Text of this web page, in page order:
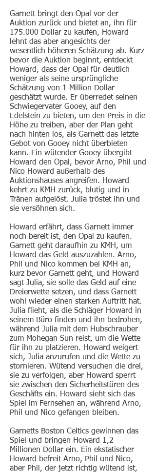
Garnett bringt den Opal vor der
Auktion zurück und bietet an, ihn für
175.000 Dollar zu kaufen, Howard
lehnt das aber angesichts der
wesentlich höheren Schätzung ab. Kurz
bevor die Auktion beginnt, entdeckt
Howard, dass der Opal für deutlich
weniger als seine ursprüngliche
Schätzung von 1 Million Dollar
geschätzt wurde. Er überredet seinen
Schwiegervater Gooey, auf den
Edelstein zu bieten, um den Preis in die
Höhe zu treiben, aber der Plan geht
nach hinten los, als Garnett das letzte
Gebot von Gooey nicht überbieten
kann. Ein wütender Gooey übergibt
Howard den Opal, bevor Arno, Phil und
Nico Howard außerhalb des
Auktionshauses angreifen. Howard
kehrt zu KMH zurück, blutig und in
Tränen aufgelöst. Julia tröstet ihn und
sie versöhnen sich.
Howard erfährt, dass Garnett immer
noch bereit ist, den Opal zu kaufen.
Garnett geht daraufhin zu KMH, um
Howard das Geld auszuzahlen. Arno,
Phil und Nico kommen bei KMH an,
kurz bevor Garnett geht, und Howard
sagt Julia, sie solle das Geld auf eine
Dreierwette setzen, und dass Garnett
wohl wieder einen starken Auftritt hat.
Julia flieht, als die Schläger Howard in
seinem Büro finden und ihn bedrohen,
während Julia mit dem Hubschrauber
zum Mohegan Sun reist, um die Wette
für ihn zu platzieren. Howard weigert
sich, Julia anzurufen und die Wette zu
stornieren. Wütend versuchen die drei,
sie zu verfolgen, aber Howard sperrt
sie zwischen den Sicherheitstüren des
Geschäfts ein. Howard sieht sich das
Spiel im Fernsehen an, während Arno,
Phil und Nico gefangen bleiben.
Garnetts Boston Celtics gewinnen das
Spiel und bringen Howard 1,2
Millionen Dollar ein. Ein ekstatischer
Howard befreit Arno, Phil und Nico,
aber Phil, der jetzt richtig wütend ist,